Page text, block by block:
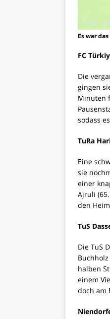
Es war
FC
Die
gingen
Minuten
sodass
TuRa
Eine
sie
einer
Ajruli
den
TuS
Die TuS
halben
einem
doch am